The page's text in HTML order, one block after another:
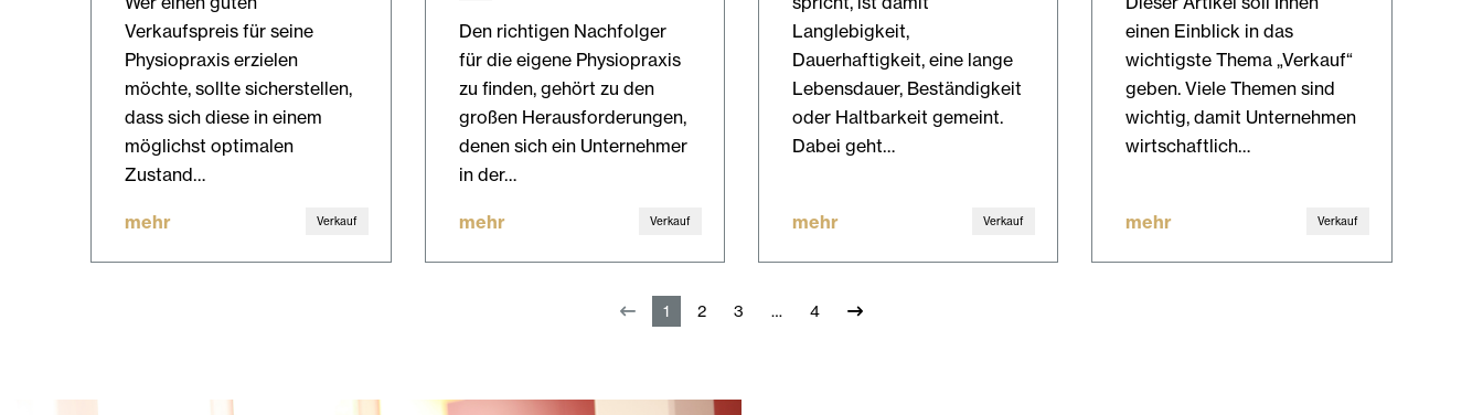
Verkaufspreis für seine
Physiopraxis erzielen
möchte, sollte sicherstellen,
dass sich diese in einem
möglichst optimalen
Zustand…
mehr Verkauf
Den richtigen Nachfolger
für die eigene Physiopraxis
zu finden, gehört zu den
großen Herausforderungen,
denen sich ein Unternehmer
in der…
mehr Verkauf
Langlebigkeit,
Dauerhaftigkeit, eine lange
Lebensdauer, Beständigkeit
oder Haltbarkeit gemeint.
Dabei geht…
mehr Verkauf
einen Einblick in das
wichtigste Thema „Verkauf“
geben. Viele Themen sind
wichtig, damit Unternehmen
wirtschaftlich…
mehr Verkauf
1 2 3 4